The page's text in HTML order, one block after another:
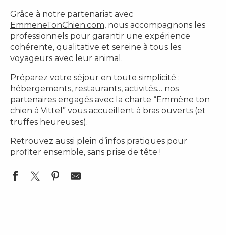
Grâce à notre partenariat avec
EmmeneTonChien.com, nous accompagnons les
professionnels pour garantir une expérience
cohérente, qualitative et sereine à tous les
voyageurs avec leur animal.
Préparez votre séjour en toute simplicité :
hébergements, restaurants, activités… nos
partenaires engagés avec la charte “Emmène ton
chien à Vittel” vous accueillent à bras ouverts (et
truffes heureuses).
Retrouvez aussi plein d’infos pratiques pour
profiter ensemble, sans prise de tête !